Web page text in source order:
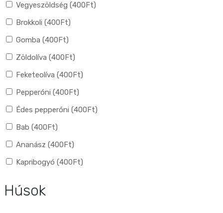
Vegyeszöldség (400Ft)
Brokkoli (400Ft)
Gomba (400Ft)
Zöldolíva (400Ft)
Feketeolíva (400Ft)
Pepperóni (400Ft)
Édes pepperóni (400Ft)
Bab (400Ft)
Ananász (400Ft)
Kapribogyó (400Ft)
Húsok